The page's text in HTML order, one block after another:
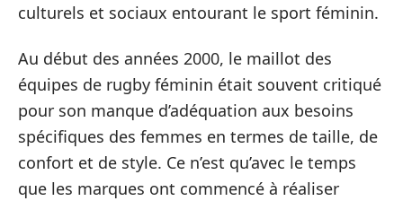
culturels et sociaux entourant le sport féminin.
Au début des années 2000, le maillot des
équipes de rugby féminin était souvent critiqué
pour son manque d’adéquation aux besoins
spécifiques des femmes en termes de taille, de
confort et de style. Ce n’est qu’avec le temps
que les marques ont commencé à réaliser